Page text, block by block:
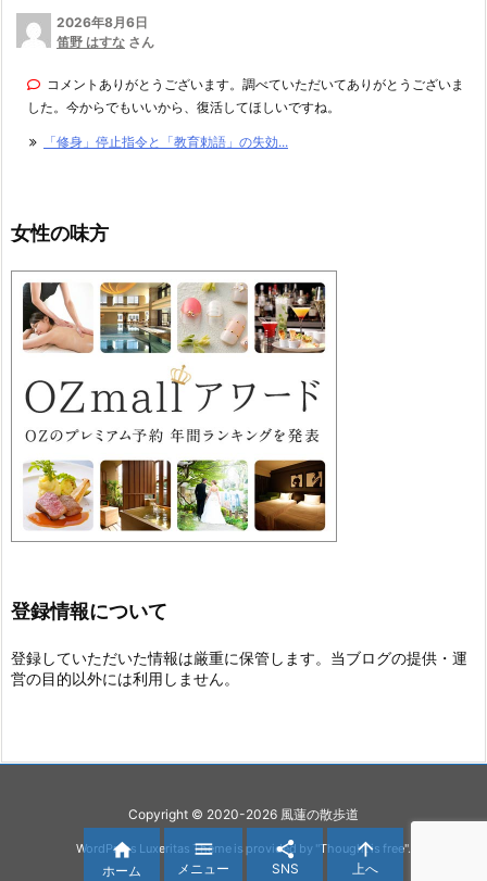
2026年8月6日
笛野 はすな さん
コメントありがとうございます。調べていただいてありがとうございま
した。今からでもいいから、復活してほしいですね。
「修身」停止指令と「教育勅語」の失効...
女性の味方
登録情報について
登録していただいた情報は厳重に保管します。当ブログの提供・運
営の目的以外には利用しません。
Copyright © 2020-2026 風蓮の散歩道
WordPress Luxeritas Theme is provided by "Thought is free".

ホーム

メニュー

SNS

上へ